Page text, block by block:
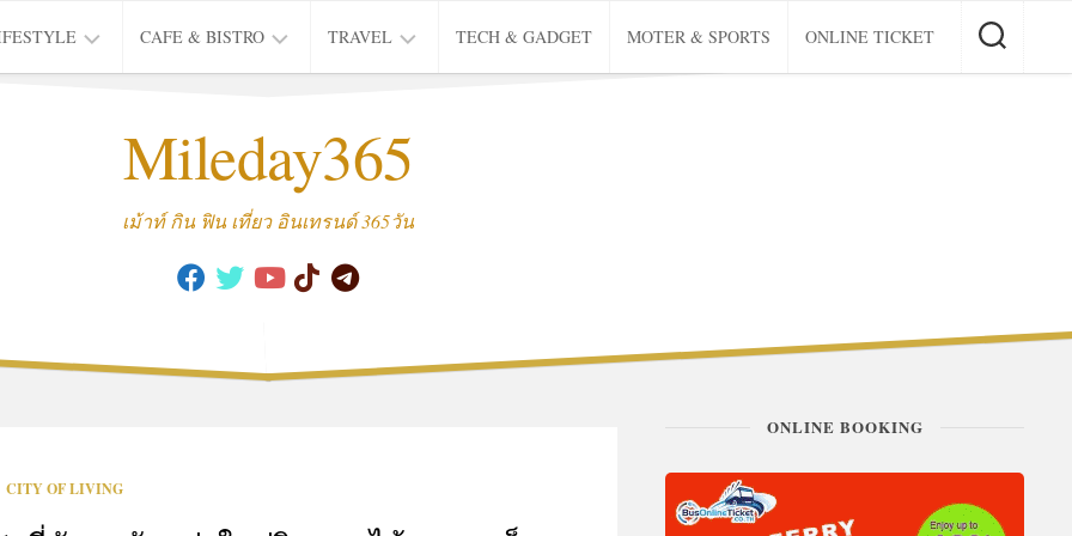
MOVIE
SERIES
CAFE & BISTRO
CAFE
TRAVEL
THAI
TRIP
TECH & GADGET MOTER & SPORTS ONLINE TICKET
Mileday365
เม้าท์ กิน ฟิน เที่ยว อินเทรนด์ 365วัน
CITY OF LIVING
ONLINE BOOKING